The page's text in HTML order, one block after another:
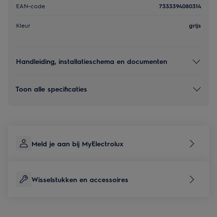
EAN-code 7333394080314
Kleur grijs
Handleiding, installatieschema en documenten
Toon alle specificaties
Meld je aan bij MyElectrolux
Wisselstukken en accessoires